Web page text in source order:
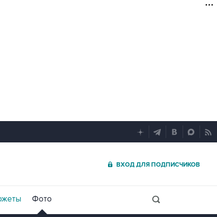
ВХОД ДЛЯ ПОДПИСЧИКОВ
Фото